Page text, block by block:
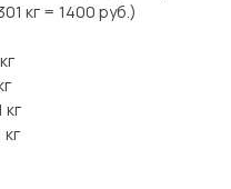
кг = 1400 руб.)